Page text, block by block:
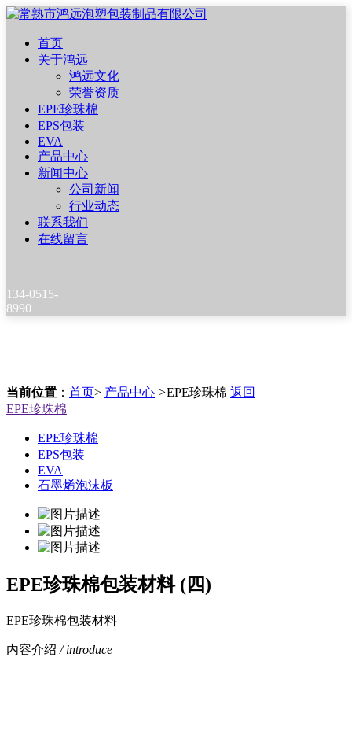
首页
关于鸿远
鸿远文化
荣誉资质
EPE珍珠棉
EPS包装
EVA
产品中心
新闻中心
公司新闻
行业动态
联系我们
在线留言
134-0515-
8990
当前位置 ： 首页> 产品中心 >EPE珍珠棉 返回
EPE珍珠棉
EPE珍珠棉
EPS包装
EVA
石墨烯泡沫板
EPE珍珠棉包装材料 (四)
EPE珍珠棉包装材料
内容介绍 / introduce